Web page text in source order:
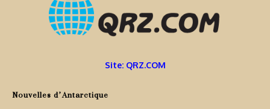
Site: QRZ.COM
Nouvelles d’Antarctique